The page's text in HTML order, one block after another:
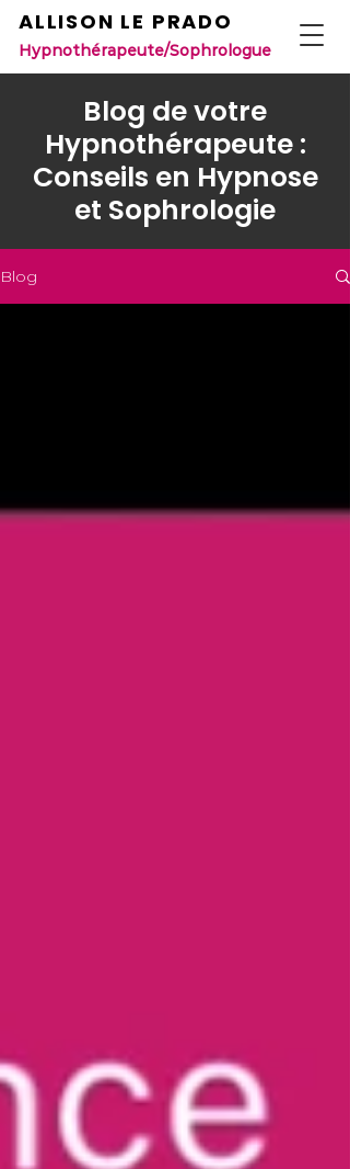
Hypnothérapeute/Sophrologue
ALLISON LE PRADO
Blog de votre
Hypnothérapeute :
Conseils en Hypnose
et Sophrologie
Blog